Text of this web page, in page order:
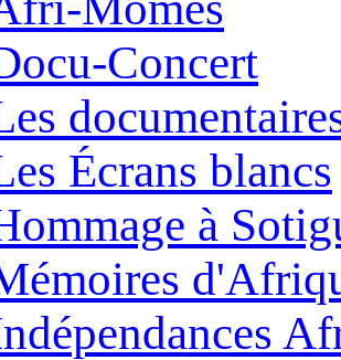
Concert
Écrans blancs
à